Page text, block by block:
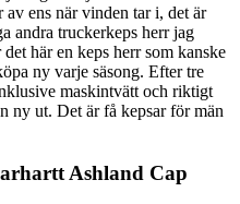
ens när vinden tar i, det är
andra truckerkeps herr jag
här en keps herr som kanske
ny varje säsong. Efter tre
maskintvätt och riktigt
ny ut. Det är få kepsar för män
Ashland Cap